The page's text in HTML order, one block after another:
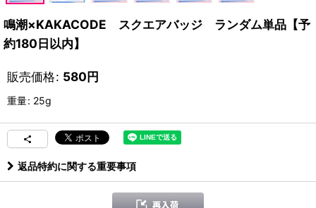
鳴潮×KAKACODE スクエアバッジ ランダム単品【予
約180日以内】
販売価格: 580円
重量: 25g
返品特約に関する重要事項